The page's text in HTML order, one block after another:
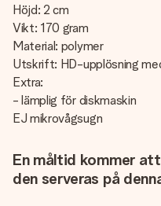
Höjd: 2 cm
Vikt: 170 gram
Material: polymer
Utskrift: HD-upplösning
Extra:
- lämplig för diskmaskin
EJ mikrovågsugn
En måltid kommer
den serveras på